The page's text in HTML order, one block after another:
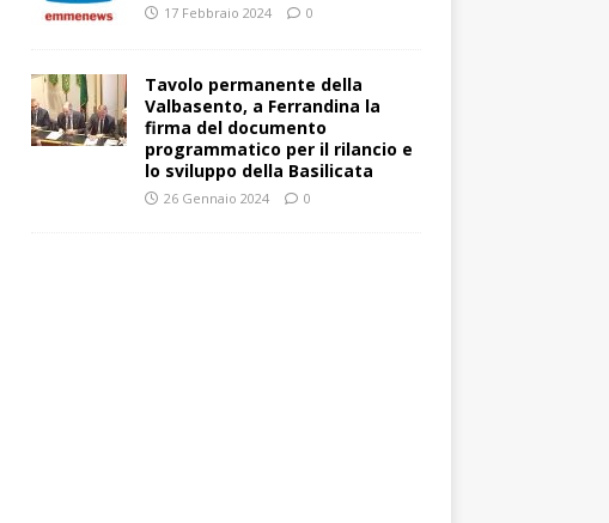
17 Febbraio 2024 0
Tavolo permanente della
Valbasento, a Ferrandina la
firma del documento
programmatico per il rilancio e
lo sviluppo della Basilicata
26 Gennaio 2024 0